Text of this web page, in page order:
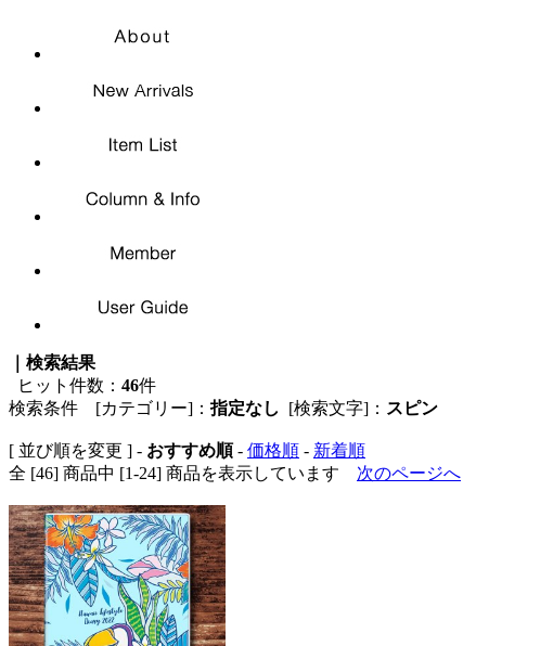
｜検索結果
ヒット件数： 46件
検索条件 [カテゴリー]：指定なし [検索文字]： スピン
[ 並び順を変更 ] - おすすめ順- 価格順 - 新着順
全 [46] 商品中 [1-24] 商品を表示しています 次のページへ